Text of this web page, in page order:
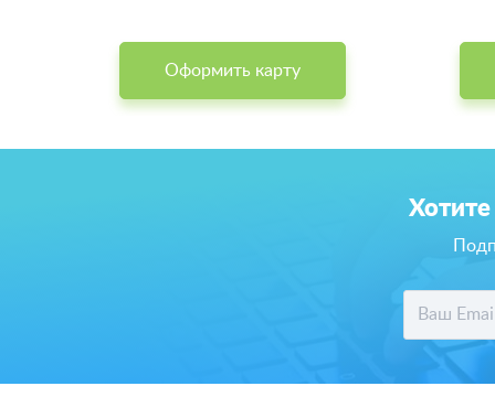
Оформить карту
Хотите